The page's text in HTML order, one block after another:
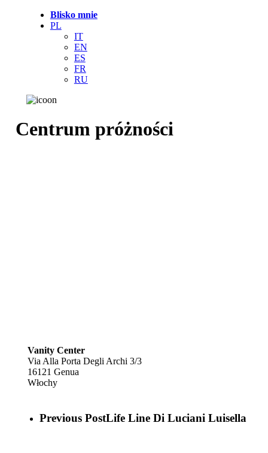
Blisko mnie
PL
IT
EN
ES
FR
RU
Centrum próżności
Vanity Center
Via Alla Porta Degli Archi 3/3
16121 Genua
Włochy
Previous PostLife Line Di Luciani Luisella